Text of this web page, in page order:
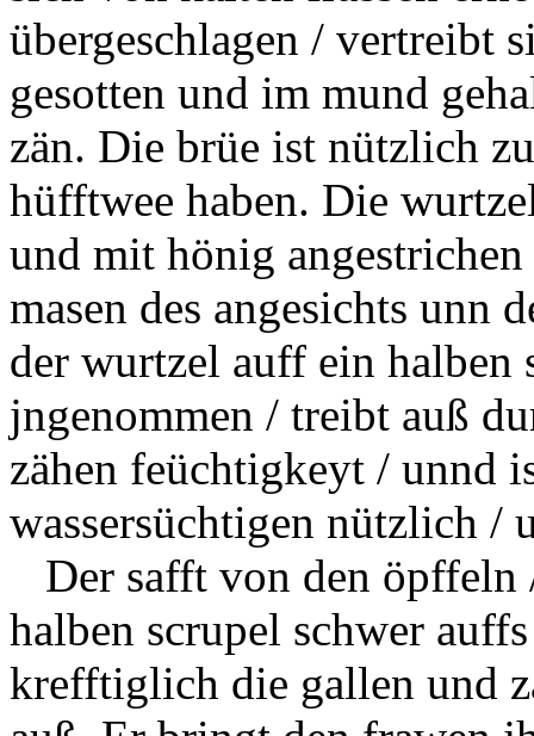
übergeschlagen / vertreibt
gesotten und im mund
zän. Die brüe ist nützlich
hüfftwee haben. Die
und mit hönig
masen des angesichts unn
der wurtzel auff ein halben
jngenommen / treibt auß
zähen feüchtigkeyt / unnd
wassersüchtigen nützlich /
Der safft von den öpffeln
halben scrupel schwer
krefftiglich die gallen und